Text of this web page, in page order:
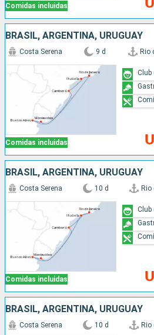
Comidas incluidas
BRASIL, ARGENTINA, URUGUAY
Comidas incluidas
Costa Serena 9 d Rio
Club
BRASIL, ARGENTINA, URUGUAY
Comidas incluidas
Costa Serena 10 d Rio
Club
BRASIL, ARGENTINA, URUGUAY
Costa Serena 10 d Rio